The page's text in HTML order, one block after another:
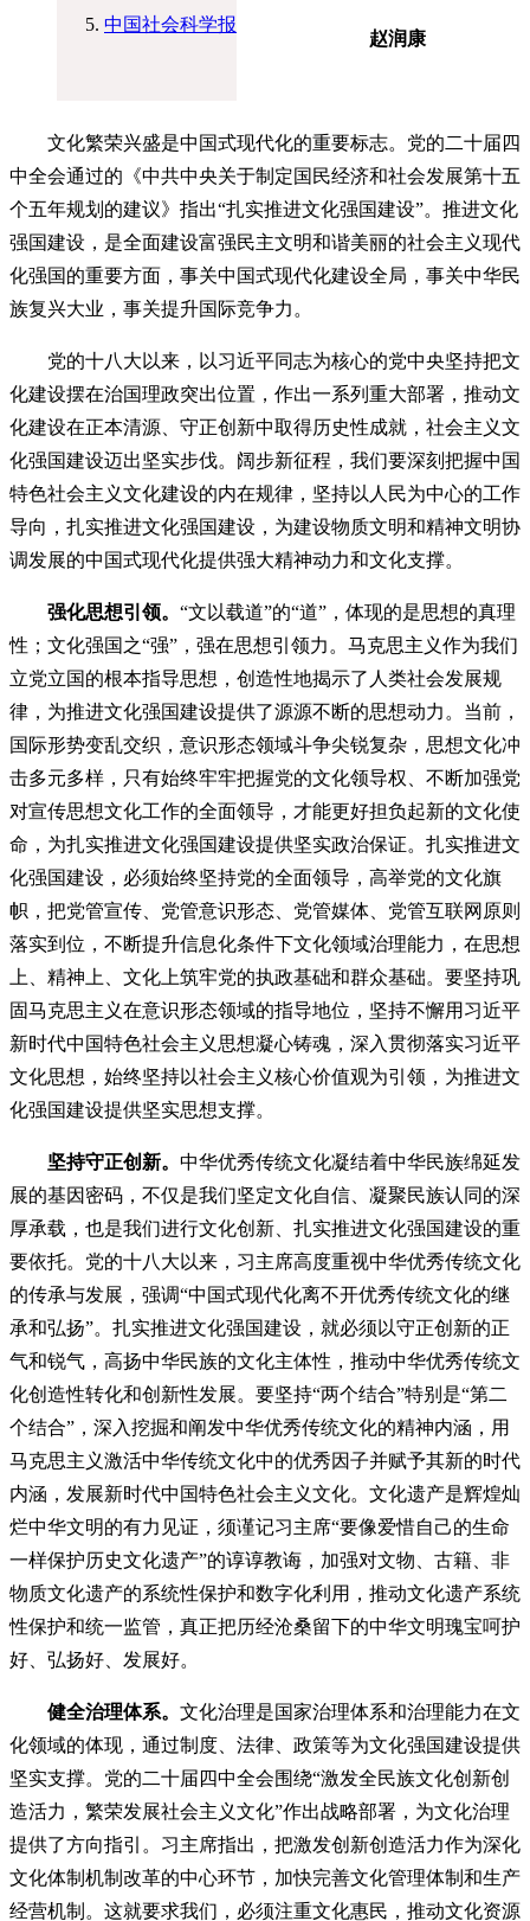
中国社会科学报
赵润康
文化繁荣兴盛是中国式现代化的重要标志。党的二十届四
中全会通过的《中共中央关于制定国民经济和社会发展第十五
个五年规划的建议》指出“扎实推进文化强国建设”。推进文化
强国建设，是全面建设富强民主文明和谐美丽的社会主义现代
化强国的重要方面，事关中国式现代化建设全局，事关中华民
族复兴大业，事关提升国际竞争力。
党的十八大以来，以习近平同志为核心的党中央坚持把文
化建设摆在治国理政突出位置，作出一系列重大部署，推动文
化建设在正本清源、守正创新中取得历史性成就，社会主义文
化强国建设迈出坚实步伐。阔步新征程，我们要深刻把握中国
特色社会主义文化建设的内在规律，坚持以人民为中心的工作
导向，扎实推进文化强国建设，为建设物质文明和精神文明协
调发展的中国式现代化提供强大精神动力和文化支撑。
强化思想引领。 “文以载道”的“道”，体现的是思想的真理
性；文化强国之“强”，强在思想引领力。马克思主义作为我们
立党立国的根本指导思想，创造性地揭示了人类社会发展规
律，为推进文化强国建设提供了源源不断的思想动力。当前，
国际形势变乱交织，意识形态领域斗争尖锐复杂，思想文化冲
击多元多样，只有始终牢牢把握党的文化领导权、不断加强党
对宣传思想文化工作的全面领导，才能更好担负起新的文化使
命，为扎实推进文化强国建设提供坚实政治保证。扎实推进文
化强国建设，必须始终坚持党的全面领导，高举党的文化旗
帜，把党管宣传、党管意识形态、党管媒体、党管互联网原则
落实到位，不断提升信息化条件下文化领域治理能力，在思想
上、精神上、文化上筑牢党的执政基础和群众基础。要坚持巩
固马克思主义在意识形态领域的指导地位，坚持不懈用习近平
新时代中国特色社会主义思想凝心铸魂，深入贯彻落实习近平
文化思想，始终坚持以社会主义核心价值观为引领，为推进文
化强国建设提供坚实思想支撑。
坚持守正创新。 中华优秀传统文化凝结着中华民族绵延发
展的基因密码，不仅是我们坚定文化自信、凝聚民族认同的深
厚承载，也是我们进行文化创新、扎实推进文化强国建设的重
要依托。党的十八大以来，习主席高度重视中华优秀传统文化
的传承与发展，强调“中国式现代化离不开优秀传统文化的继
承和弘扬”。扎实推进文化强国建设，就必须以守正创新的正
气和锐气，高扬中华民族的文化主体性，推动中华优秀传统文
化创造性转化和创新性发展。要坚持“两个结合”特别是“第二
个结合”，深入挖掘和阐发中华优秀传统文化的精神内涵，用
马克思主义激活中华传统文化中的优秀因子并赋予其新的时代
内涵，发展新时代中国特色社会主义文化。文化遗产是辉煌灿
烂中华文明的有力见证，须谨记习主席“要像爱惜自己的生命
一样保护历史文化遗产”的谆谆教诲，加强对文物、古籍、非
物质文化遗产的系统性保护和数字化利用，推动文化遗产系统
性保护和统一监管，真正把历经沧桑留下的中华文明瑰宝呵护
好、弘扬好、发展好。
健全治理体系。 文化治理是国家治理体系和治理能力在文
化领域的体现，通过制度、法律、政策等为文化强国建设提供
坚实支撑。党的二十届四中全会围绕“激发全民族文化创新创
造活力，繁荣发展社会主义文化”作出战略部署，为文化治理
提供了方向指引。习主席指出，把激发创新创造活力作为深化
文化体制机制改革的中心环节，加快完善文化管理体制和生产
经营机制。这就要求我们，必须注重文化惠民，推动文化资源